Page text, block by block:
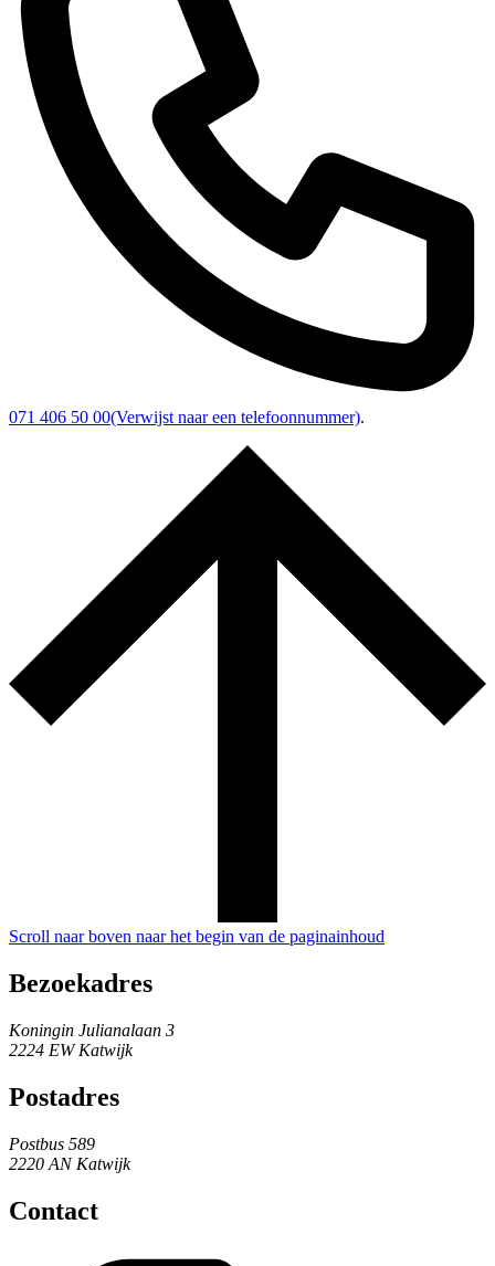
071 406 50 00(Verwijst naar een telefoonnummer).
Scroll naar boven naar het begin van de paginainhoud
Bezoekadres
Koningin Julianalaan 3
2224 EW Katwijk
Postadres
Postbus 589
2220 AN Katwijk
Contact